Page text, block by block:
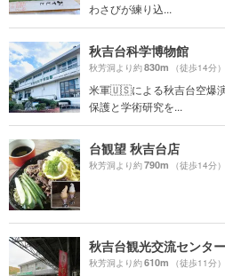
わさびが練り込...
秋吉台科学博物館
秋芳洞より約830m （徒歩14分）
米軍🇺🇸による秋吉台空爆
保護と学術研究を...
台観望 秋吉台店
秋芳洞より約790m （徒歩14分）
秋吉台観光交流センター
秋芳洞より約610m （徒歩11分）